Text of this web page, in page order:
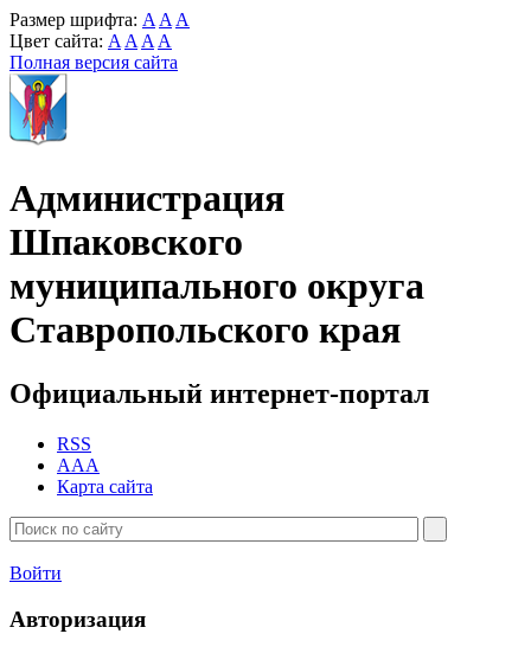
Размер шрифта: A A A
Цвет сайта: A A A A
Полная версия сайта
Администрация
Шпаковского
муниципального округа
Ставропольского края
Официальный интернет-портал
RSS
AAA
Карта сайта
Войти
Авторизация